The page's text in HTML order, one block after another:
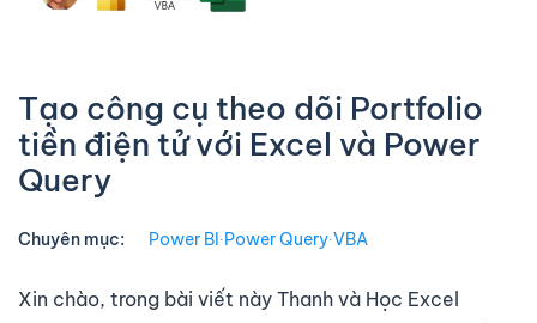
Tạo công cụ theo dõi Portfolio
tiền điện tử với Excel và Power
Query
Chuyên mục: Power BI∙Power Query∙VBA
Xin chào, trong bài viết này Thanh và Học Excel